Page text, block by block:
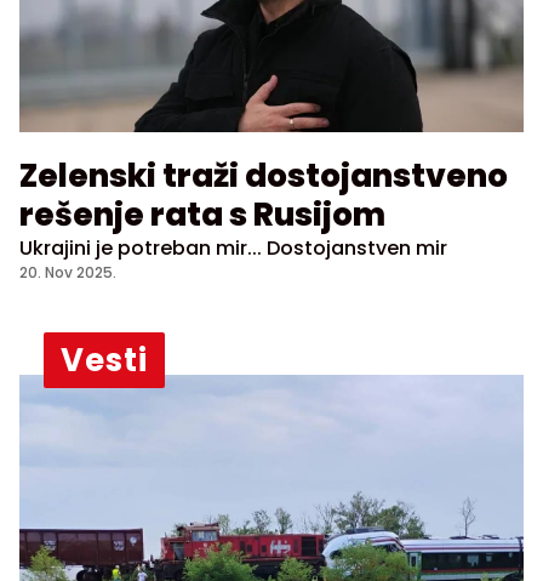
Zelenski traži dostojanstveno
rešenje rata s Rusijom
Ukrajini je potreban mir... Dostojanstven mir
20. Nov 2025.
Vesti